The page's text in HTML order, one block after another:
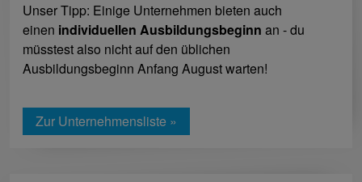
Unser Tipp: Einige Unternehmen bieten auch
einen individuellen Ausbildungsbeginn an - du
müsstest also nicht auf den üblichen
Ausbildungsbeginn Anfang August warten!
Zur Unternehmensliste »